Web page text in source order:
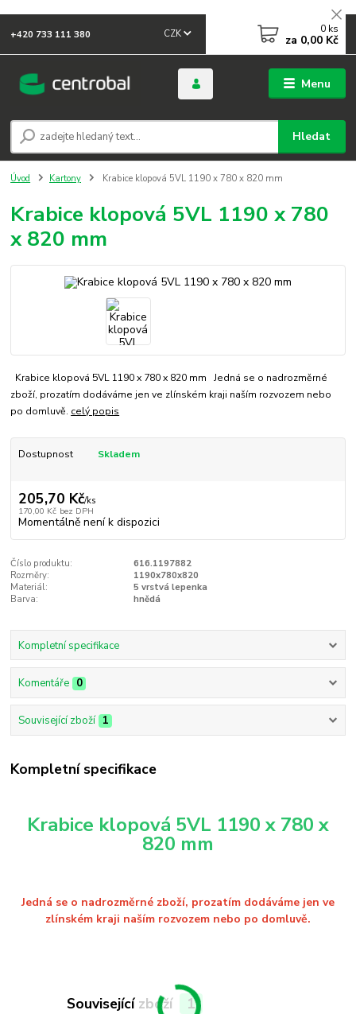
Menu
CZK
Hledat
+420 733 111 380 0 ks
za 0,00 Kč
Úvod Kartony Krabice klopová 5VL 1190 x 780 x 820 mm
Krabice klopová 5VL 1190 x 780
x 820 mm
Krabice klopová 5VL 1190 x 780 x 820 mm Jedná se o nadrozměrné
zboží, prozatím dodáváme jen ve zlínském kraji naším rozvozem nebo
po domluvě. celý popis
Dostupnost Skladem
205,70 Kč/ks
170,00 Kč bez DPH
Momentálně není k dispozici
Číslo produktu:
616.1197882
Rozměry:
1190x780x820
Materiál:
5 vrstvá lepenka
Barva:
hnědá
Kompletní specifikace
Komentáře 0
Související zboží 1
Kompletní specifikace
Krabice klopová 5VL 1190 x 780 x
820 mm
Jedná se o nadrozměrné zboží, prozatím dodáváme jen ve
zlínském kraji naším rozvozem nebo po domluvě.
Související zboží 1